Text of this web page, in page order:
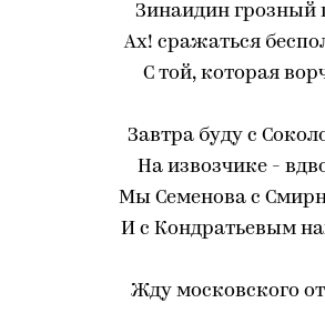
Зинаидин грозный
Ах! сражаться
С той, которая
Завтра буду с
На извозчике -
Мы Семенова с
И с Кондратьевым
Жду московского